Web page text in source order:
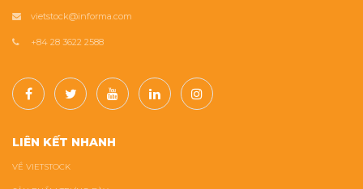
vietstock@informa.com
+84 28 3622 2588
LIÊN KẾT NHANH
VỀ VIETSTOCK